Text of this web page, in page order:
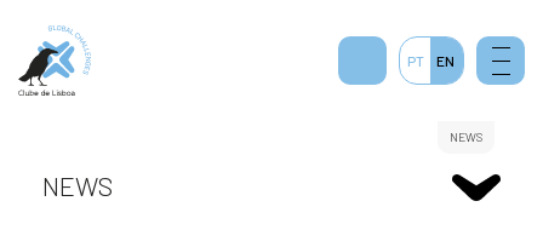
NEWS
NEWS
PT EN